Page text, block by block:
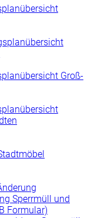
Groß-
Sperrmüll und
Formular)